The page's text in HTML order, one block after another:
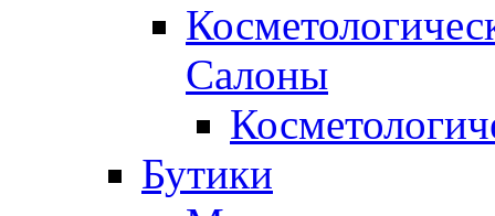
Салоны
Бутики